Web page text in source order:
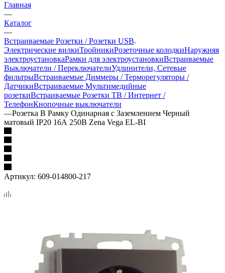
Главная
—
Каталог
—
Встраиваемые Розетки / Розетки USB
Электрические вилкиТройникиРозеточные колодкиНаружняя
электроустановкаРамки для электроустановкиВстраиваемые
Выключатели / ПереключателиУдлинители, Сетевые
фильтрыВстраиваемые Диммеры / Терморегуляторы /
ДатчикиВстраиваемые Мультимедийные
розеткиВстраиваемые Розетки ТВ / Интернет /
ТелефонКнопочные выключатели
—Розетка В Рамку Одинарная с Заземлением Черный
матовый IP20 16А 250В Zena Vega EL-BI
Артикул: 609-014800-217